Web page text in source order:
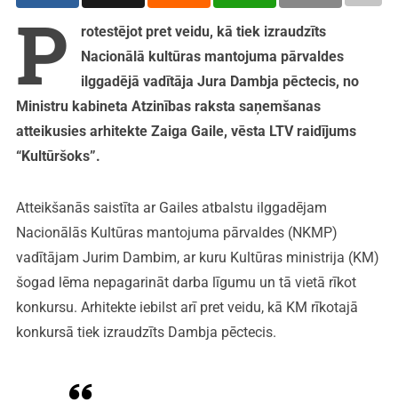
P
rotestējot pret veidu, kā tiek izraudzīts
Nacionālā kultūras mantojuma pārvaldes
ilggadējā vadītāja Jura Dambja pēctecis, no
Ministru kabineta Atzinības raksta saņemšanas
atteikusies arhitekte Zaiga Gaile, vēsta LTV raidījums
“Kultūršoks”.
Atteikšanās saistīta ar Gailes atbalstu ilggadējam
Nacionālās Kultūras mantojuma pārvaldes (NKMP)
vadītājam Jurim Dambim, ar kuru Kultūras ministrija (KM)
šogad lēma nepagarināt darba līgumu un tā vietā rīkot
konkursu. Arhitekte iebilst arī pret veidu, kā KM rīkotajā
konkursā tiek izraudzīts Dambja pēctecis.